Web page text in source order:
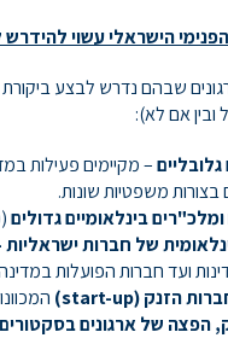
הישראלי עשוי
שבהם נדרש לבצע
אם לא):
– מקיימים פעילות
בצורות משפטיות שונות.
ומלכ"רים בינלאומיים גדולים
של חברות ישראליות
ועד חברות הפועלות
הזנק (start-up
)
הפצה של ארגונים